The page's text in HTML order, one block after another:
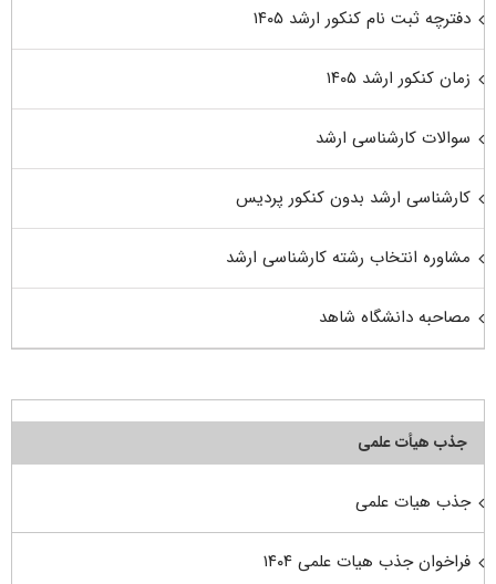
دفترچه ثبت نام کنکور ارشد ۱۴۰۵
زمان کنکور ارشد ۱۴۰۵
سوالات کارشناسی ارشد
کارشناسی ارشد بدون کنکور پردیس
مشاوره انتخاب رشته کارشناسی ارشد
مصاحبه دانشگاه شاهد
جذب هیأت علمی
جذب هیات علمی
فراخوان جذب هیات علمی ۱۴۰۴